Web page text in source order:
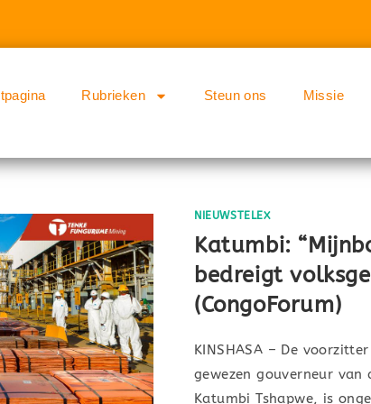
Rubrieken Steun ons Missie
NIEUWSTELEX
Katumbi:
bedreigt
(CongoForum)
KINSHASA – De
gewezen gouverneur
Katumbi Tshapwe, is